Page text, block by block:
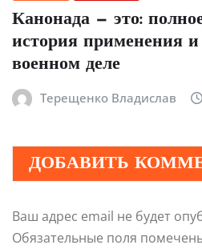
Канонада — это:
история применения и
военном деле
Терещенко Владислав
ДОБАВИТЬ
Ваш адрес email не будет
Обязательные поля